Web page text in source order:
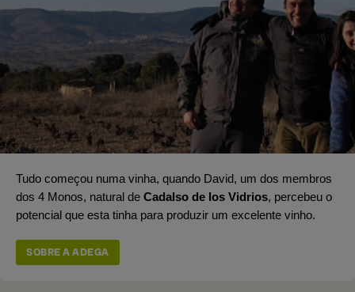
Tudo começou numa vinha, quando David, um dos membros
dos 4 Monos, natural de Cadalso de los Vidrios, percebeu o
potencial que esta tinha para produzir um excelente vinho.
SOBRE A ADEGA